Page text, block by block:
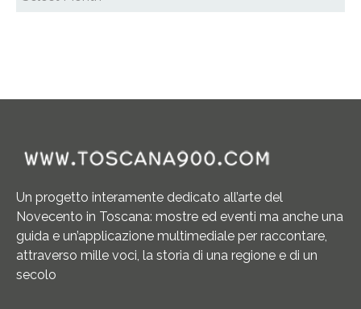
Un progetto interamente dedicato all’arte del
Novecento in Toscana: mostre ed eventi ma anche una
guida e un’applicazione multimediale per raccontare,
attraverso mille voci, la storia di una regione e di un
secolo